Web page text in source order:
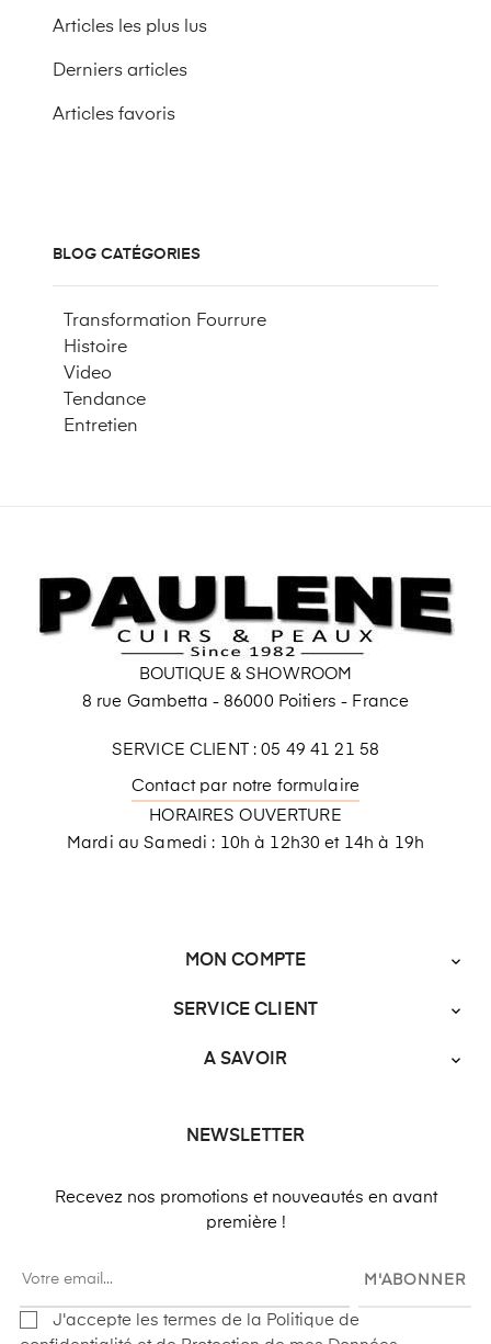
Articles les plus lus
Derniers articles
Articles favoris
BLOG CATÉGORIES
Transformation Fourrure
Histoire
Video
Tendance
Entretien
BOUTIQUE & SHOWROOM
8 rue Gambetta - 86000 Poitiers - France
SERVICE CLIENT : 05 49 41 21 58
Contact par notre formulaire
HORAIRES OUVERTURE
Mardi au Samedi : 10h à 12h30 et 14h à 19h
MON COMPTE 
SERVICE CLIENT 
A SAVOIR 
NEWSLETTER
Recevez nos promotions et nouveautés en avant
première !
M'ABONNER
J'accepte les termes de la Politique de